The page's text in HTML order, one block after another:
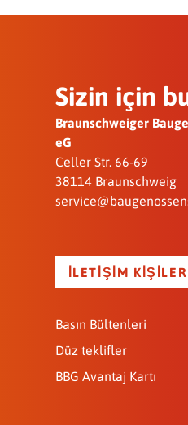
Sizin için
Braunschweiger
eG
Celler Str. 66-69
38114 Braunschweig
İLETIŞIM
Basın Bültenleri
Düz teklifler
BBG Avantaj Kartı